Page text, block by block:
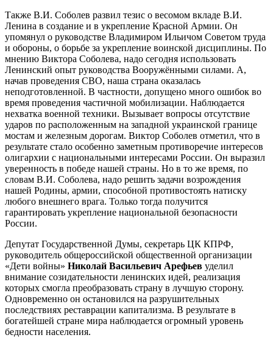
Также В.И. Соболев развил тезис о весомом вкладе В.И.
Ленина в создание и в укрепление Красной Армии. Он
упомянул о руководстве Владимиром Ильичом Советом труда
и обороны, о борьбе за укрепление воинской дисциплины. По
мнению Виктора Соболева, надо сегодня использовать
Ленинский опыт руководства Вооружёнными силами. А,
начав проведения СВО, наша страна оказалась
неподготовленной. В частности, допущено много ошибок во
время проведения частичной мобилизации. Наблюдается
нехватка военной техники. Вызывает вопросы отсутствие
ударов по расположенным на западной украинской границе
мостам и железным дорогам. Виктор Соболев отметил, что в
результате стало особенно заметным противоречие интересов
олигархии с национальными интересами России. Он выразил
уверенность в победе нашей страны. Но в то же время, по
словам В.И. Соболева, надо решить задачи возрождения
нашей Родины, армии, способной противостоять натиску
любого внешнего врага. Только тогда получится
гарантировать укрепление национальной безопасности
России.
Депутат Государственной Думы, секретарь ЦК КПРФ,
руководитель общероссийской общественной организации
«Дети войны» Николай Васильевич Арефьев уделил
внимание созидательности ленинских идей, реализация
которых смогла преобразовать страну в лучшую сторону.
Одновременно он остановился на разрушительных
последствиях реставрации капитализма. В результате в
богатейшей стране мира наблюдается огромный уровень
бедности населения.